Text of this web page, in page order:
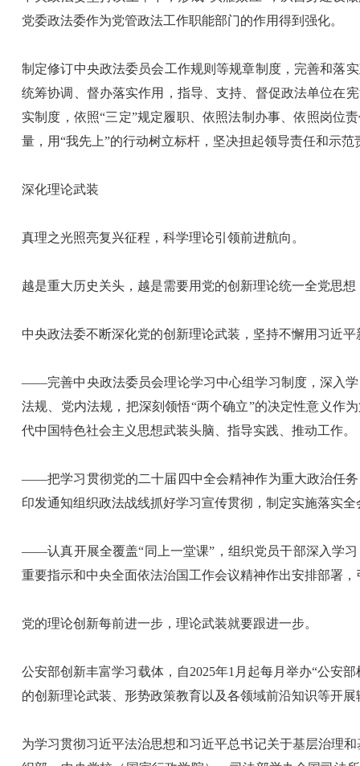
党委政法委作为党管政法工作职能部门的作用得到强化。
制定修订中央政法委员会工作规则等规章制度，完善和落
统筹协调、督办落实作用，指导、支持、督促政法单位在
实制度，依照“三定”规定履职、依照法制办事、依照岗
量，用“我先上”的行动树立标杆，坚决担起领导责任和示
深化理论武装
真理之光照亮复兴征程，科学理论引领前进航向。
越是重大历史关头，越是需要用党的创新理论统一全党思
中央政法委不断深化党的创新理论武装，坚持不懈用习近
——完善中央政法委员会理论学习中心组学习制度，深入
法规、党内法规，把深刻领悟“两个确立”的决定性意义作
代中国特色社会主义思想武装头脑、指导实践、推动工作。
——把学习贯彻党的二十届四中全会精神作为重大政治任
印发通知组织政法战线抓好学习宣传贯彻，制定实施落实
——认真开展全覆盖“同上一堂课”，组织党员干部深入学
重要指示和中央全面依法治国工作会议精神作出安排部署
党的理论创新每前进一步，理论武装就要跟进一步。
公安部创新丰富学习载体，自2025年1月起每月举办“公安
的创新理论武装、形势政策教育以及各领域前沿知识等开
为学习贯彻习近平法治思想和习近平总书记关于基层治理